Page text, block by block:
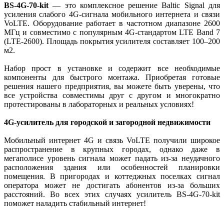
BS-4G-70-kit — это комплексное решение Baltic Signal для
усиления слабого 4G-сигнала мобильного интернета и связи
VoLTE. Оборудование работает в частотном диапазоне 2600
МГц и совместимо с популярным 4G-стандартом LTE Band 7
(LTE-2600). Площадь покрытия усилителя составляет 100–200
м2.
Набор прост в установке и содержит все необходимые
компоненты для быстрого монтажа. Приобретая готовые
решения нашего предприятия, вы можете быть уверены, что
все устройства совместимы друг с другом и многократно
протестированы в лабораторных и реальных условиях!
4G-усилитель для городской и загородной недвижимости
Мобильный интернет 4G и связь VoLTE получили широкое
распространение в крупных городах, однако даже в
мегаполисе уровень сигнала может падать из-за неудачного
расположения здания или особенностей планировки
помещения. В пригородах и коттеджных поселках сигнал
оператора может не достигать абонентов из-за больших
расстояний. Во всех этих случаях усилитель BS-4G-70-kit
поможет наладить стабильный интернет!